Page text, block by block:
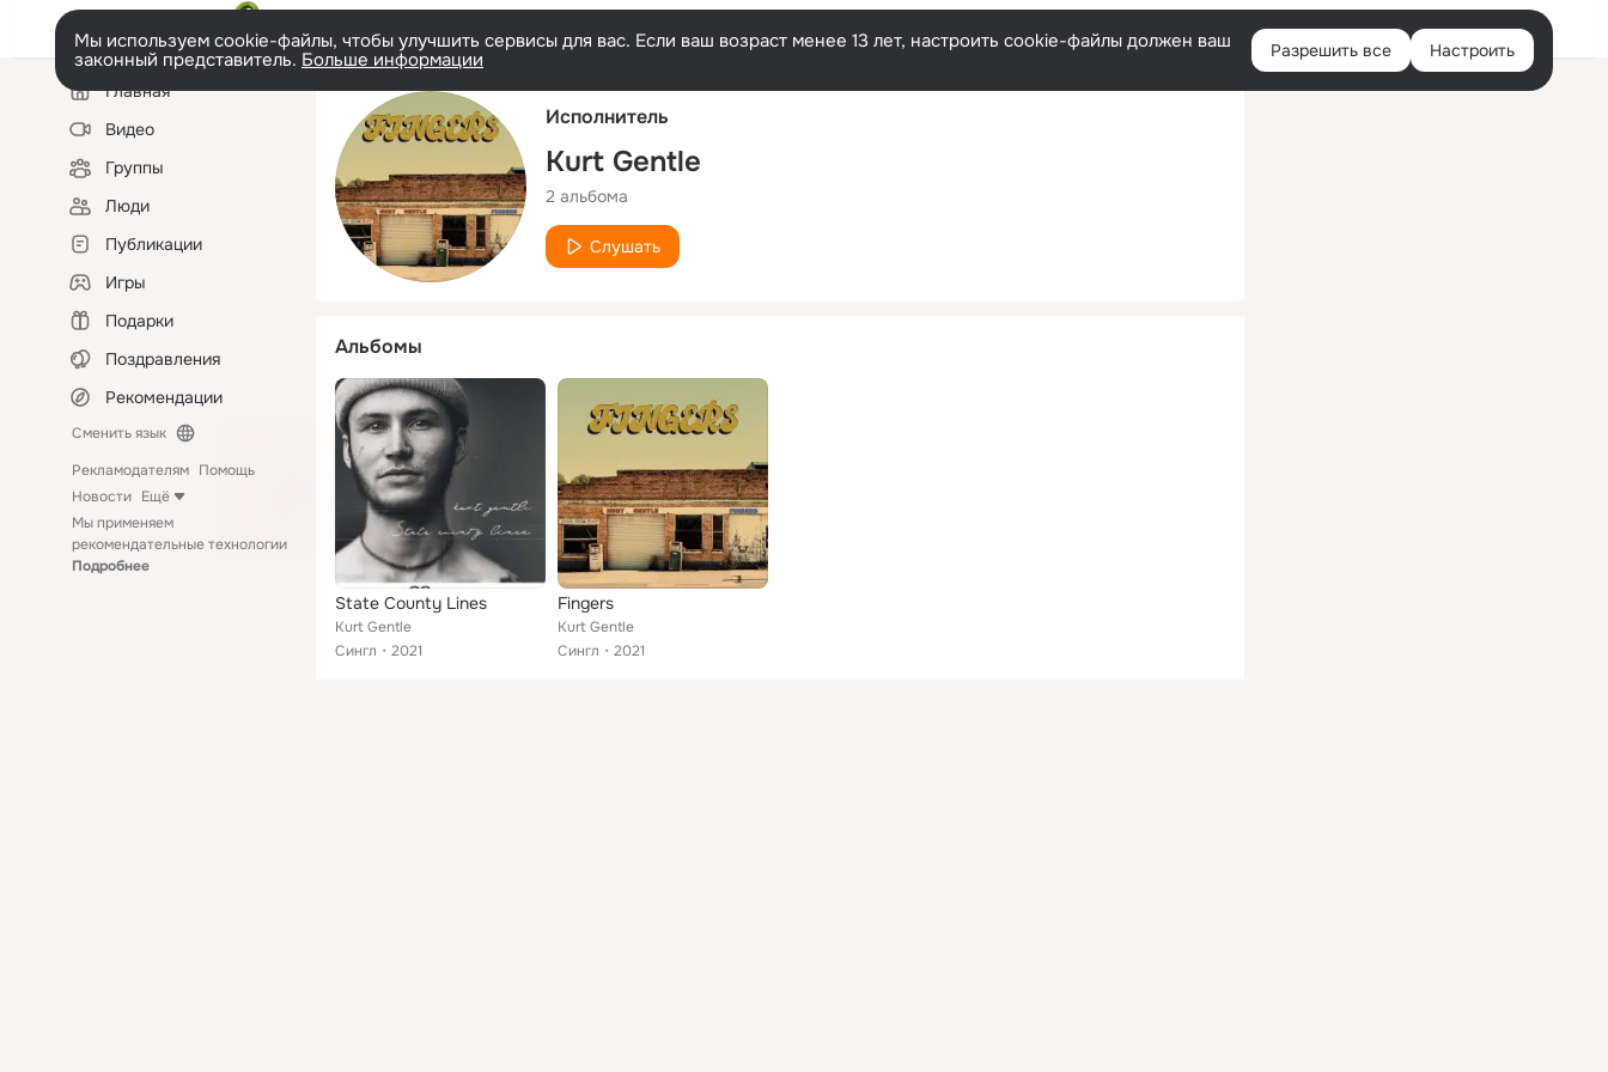
Русский Войти
Мы используем cookie-файлы, чтобы улучшить сервисы для вас. Если ваш возраст менее 13 лет, настроить cookie-файлы должен ваш
законный представитель. Больше информации Разрешить все Настроить
Левая
колонкаГлавная
Видео
Группы
Люди
Публикации
Игры
Подарки
Поздравления
Рекомендации
Сменить язык
Рекламодателям Помощь
Новости Ещё
Мы применяем
рекомендательные технологии
Подробнее
Исполнитель
Kurt Gentle
2 альбома
Слушать
Альбомы
State County Lines
Kurt Gentle
Сингл
2021
Fingers
Kurt Gentle
Сингл
2021